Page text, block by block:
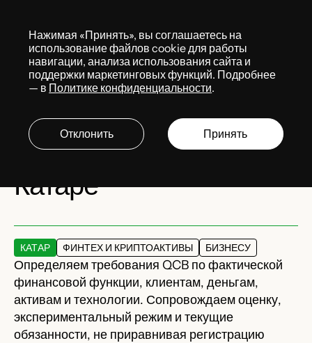
Services
Регуляторное
сопровождение
финансового бизнеса в
Катаре
КАТАР ФИНТЕХ И КРИПТОАКТИВЫ БИЗНЕСУ
Определяем требования QCB по фактической
финансовой функции, клиентам, деньгам,
активам и технологии. Сопровождаем оценку,
экспериментальный режим и текущие
обязанности, не приравнивая регистрацию
Нажимая «Принять», вы соглашаетесь на
использование файлов cookie для работы
навигации, анализа использования сайта и
поддержки маркетинговых функций. Подробнее
— в Политике конфиденциальности.
Отклонить Принять